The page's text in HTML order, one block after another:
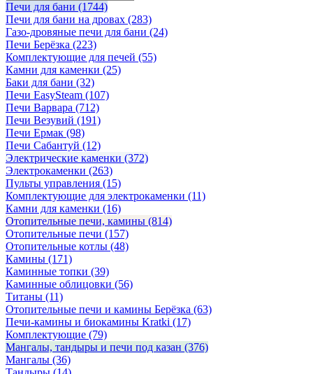
Печи для бани (1744)
Печи для бани на дровах (283)
Газо-дровяные печи для бани (24)
Печи Берёзка (223)
Комплектующие для печей (55)
Камни для каменки (25)
Баки для бани (32)
Печи EasySteam (107)
Печи Варвара (712)
Печи Везувий (191)
Печи Ермак (98)
Печи Сабантуй (12)
Электрические каменки (372)
Электрокаменки (263)
Пульты управления (15)
Комплектующие для электрокаменки (11)
Камни для каменки (16)
Отопительные печи, камины (814)
Отопительные печи (157)
Отопительные котлы (48)
Камины (171)
Каминные топки (39)
Каминные облицовки (56)
Титаны (11)
Отопительные печи и камины Берёзка (63)
Печи-камины и биокамины Kratki (17)
Комплектующие (79)
Мангалы, тандыры и печи под казан (376)
Мангалы (36)